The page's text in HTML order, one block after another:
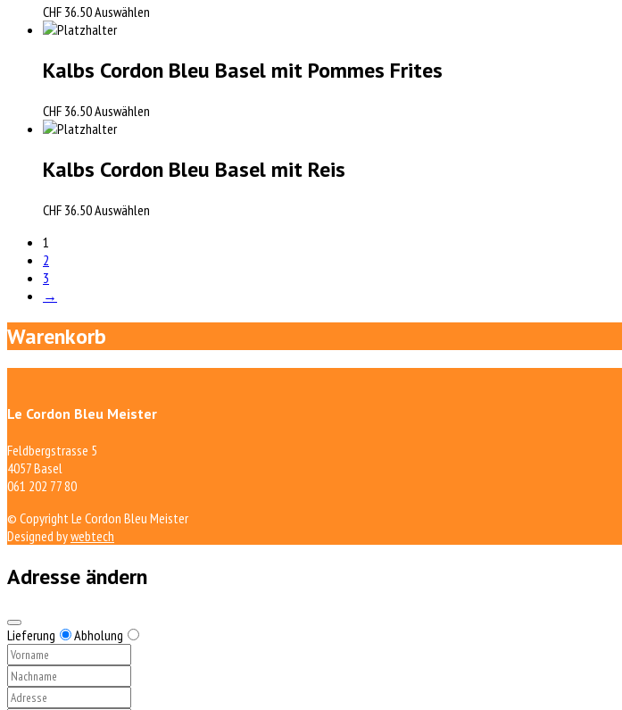
CHF 36.50Auswählen
Kalbs Cordon Bleu Basel mit Pommes Frites
CHF 36.50Auswählen
Kalbs Cordon Bleu Basel mit Reis
CHF 36.50Auswählen
1
2
3
→
Warenkorb
Le Cordon Bleu Meister
Feldbergstrasse 5
4057 Basel
061 202 77 80
© Copyright Le Cordon Bleu Meister
Designed bywebtech
Adresse ändern
Lieferung Abholung